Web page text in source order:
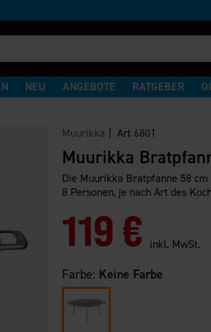
NEU ANGEBOTE RATGEBER
Muurikka | Art 6801
Muurikka
Die Muurikka Bratpfanne 58
8 Personen, je nach Art des
119 € inkl. MwSt.
Farbe: Keine Farbe